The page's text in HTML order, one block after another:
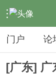
› 夜生活 ›
门户 论
[广东] 广